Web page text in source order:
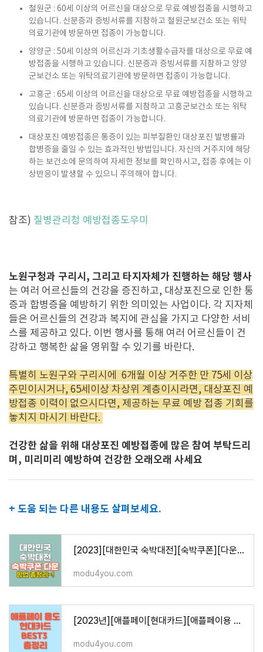
철원군 : 60세 이상의 어르신을 대상으로 무료 예방접종을 시행하고
있습니다. 신분증과 증빙서류를 지참하고 철원군보건소 또는 위탁
의료기관에 방문하면 접종이 가능합니다.
양양군 : 50세 이상의 어르신과 기초생활수급자를 대상으로 무료 예
방접종을 시행하고 있습니다. 신분증과 증빙서류를 지참하고 양양
군보건소 또는 위탁의료기관에 방문하면 접종이 가능합니다.
고흥군 : 65세 이상의 어르신을 대상으로 무료 예방접종을 시행하고
있습니다. 신분증과 증빙서류를 지참하고 고흥군보건소 또는 위탁
의료기관에 방문하면 접종이 가능합니다.
대상포진 예방접종은 통증이 있는 피부질환인 대상포진 발병률과
합병증을 줄일 수 있는 효과적인 방법입니다. 자신의 거주지에 해당
하는 보건소에 문의하여 자세한 정보를 확인하시고, 접종 후에는 이
상반응이 발생할 수 있으니 주의해야 합니다.
참조) 질병관리청 예방접종도우미
노원구청과 구리시, 그리고 타지자체가 진행하는 해당 행사
는 여러 어르신들의 건강을 증진하고, 대상포진으로 인한 통
증과 합병증을 예방하기 위한 의미있는 사업이다. 각 지자체
들은 어르신들의 건강과 복지에 관심을 가지고 다양한 서비
스를 제공하고 있다. 이번 행사를 통해 여러 어르신들이 건
강하고 행복한 삶을 영위할 수 있기를 바란다.
특별히 노원구와 구리시에 6개월 이상 거주한 만 75세 이상
주민이시거나, 65세이상 차상위 계층이시라면, 대상포진 예
방접종 이력이 없으시다면, 제공하는 무료 예방 접종 기회를
놓치지 마시기 바란다.
건강한 삶을 위해 대상포진 예방접종에 많은 참여 부탁드리
며, 미리미리 예방하여 건강한 오래오래 사세요
+ 도움 되는 다른 내용도 살펴보세요.
[2023][대한민국 숙박대전][숙박쿠폰][다운받기 방법][총정리]
modu4you.com
[2023년][애플페이[현대카드][애플페이용 BEST3 총정리]
modu4you.com